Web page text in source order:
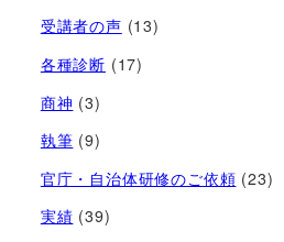
受講者の声 (13)
各種診断 (17)
商神 (3)
執筆 (9)
官庁・自治体研修のご依頼 (23)
実績 (39)